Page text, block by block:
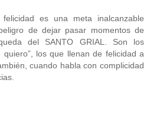
es una meta inalcanzable
de dejar pasar momentos de
del SANTO GRIAL. Son los
quiero”, los que llenan de felicidad a
cuando habla con complicidad